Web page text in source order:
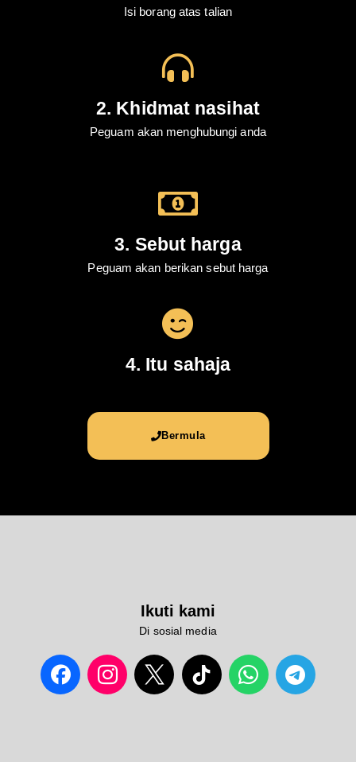
Isi borang atas talian
2. Khidmat nasihat
Peguam akan menghubungi anda
3. Sebut harga
Peguam akan berikan sebut harga
4. Itu sahaja
Bermula
Ikuti kami
Di sosial media